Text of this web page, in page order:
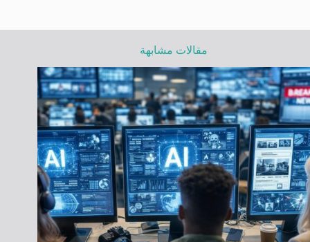
مقالات مشابهة